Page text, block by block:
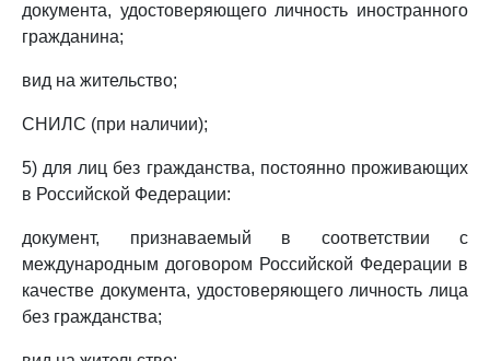
документа, удостоверяющего личность иностранного
гражданина;
вид на жительство;
СНИЛС (при наличии);
5) для лиц без гражданства, постоянно проживающих
в Российской Федерации:
документ, признаваемый в соответствии с
международным договором Российской Федерации в
качестве документа, удостоверяющего личность лица
без гражданства;